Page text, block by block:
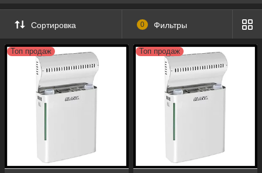
самостоятельного нагревателя,
обеспечивающего нагрев и увлажнение
парного помещения.
Мягкий влажный пар способствует
улучшению красоты и здоровья, так как он
открывает дыхательные пути, делает кожу
красивой и расслабляет тело и ум.
Сортировка 0 Фильтры
Топ продаж Топ продаж